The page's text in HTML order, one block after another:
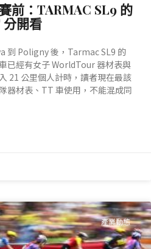
前：TARMAC SL9 的
分開看
到 Poligny 後，Tarmac SL9 的
已經有女子 WorldTour 器材表與
21 公里個人計時，讀者現在最該
器材表、TT 車使用，不能混成同
產業動態